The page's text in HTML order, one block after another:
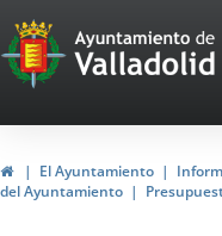
Portal
Web
del
de
HomeEl Ayuntamiento
del Ayuntamiento